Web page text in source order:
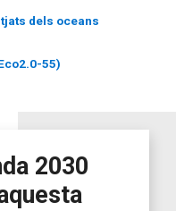
dels oceans
55)
2030